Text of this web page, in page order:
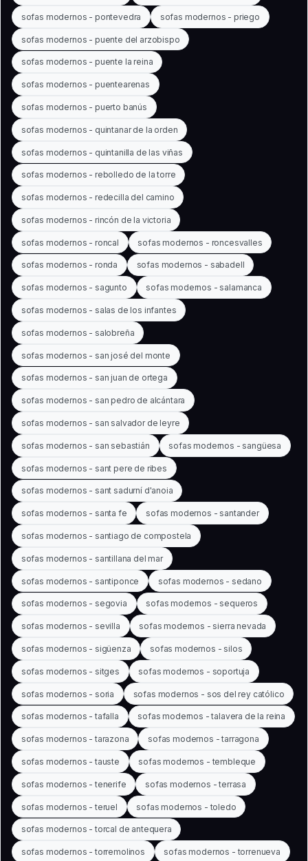
sofas modernos - pontevedra sofas modernos - priego
sofas modernos - puente del arzobispo
sofas modernos - puente la reina
sofas modernos - puentearenas
sofas modernos - puerto banús
sofas modernos - quintanar de la orden
sofas modernos - quintanilla de las viñas
sofas modernos - rebolledo de la torre
sofas modernos - redecilla del camino
sofas modernos - rincón de la victoria
sofas modernos - roncal sofas modernos - roncesvalles
sofas modernos - ronda sofas modernos - sabadell
sofas modernos - sagunto sofas modernos - salamanca
sofas modernos - salas de los infantes
sofas modernos - salobreña
sofas modernos - san josé del monte
sofas modernos - san juan de ortega
sofas modernos - san pedro de alcántara
sofas modernos - san salvador de leyre
sofas modernos - san sebastián sofas modernos - sangüesa
sofas modernos - sant pere de ribes
sofas modernos - sant sadurní d'anoia
sofas modernos - santa fe sofas modernos - santander
sofas modernos - santiago de compostela
sofas modernos - santillana del mar
sofas modernos - santiponce sofas modernos - sedano
sofas modernos - segovia sofas modernos - sequeros
sofas modernos - sevilla sofas modernos - sierra nevada
sofas modernos - sigüenza sofas modernos - silos
sofas modernos - sitges sofas modernos - soportuja
sofas modernos - soria sofas modernos - sos del rey católico
sofas modernos - tafalla sofas modernos - talavera de la reina
sofas modernos - tarazona sofas modernos - tarragona
sofas modernos - tauste sofas modernos - tembleque
sofas modernos - tenerife sofas modernos - terrasa
sofas modernos - teruel sofas modernos - toledo
sofas modernos - torcal de antequera
sofas modernos - torremolinos sofas modernos - torrenueva